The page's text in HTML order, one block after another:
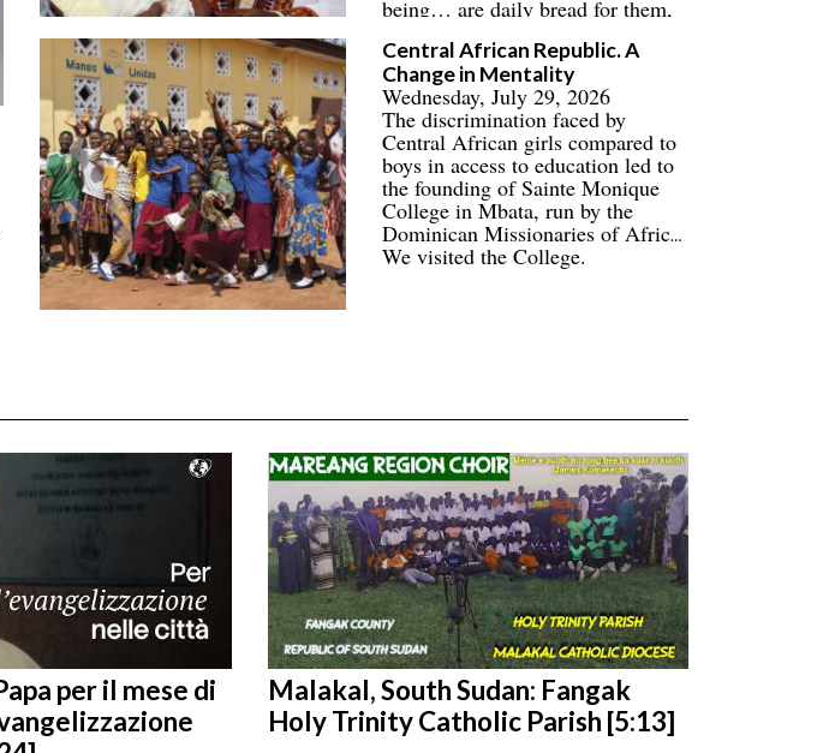
being… are daily bread for them,
communities.
Central African Republic. A
Change in Mentality
Wednesday, July 29, 2026
The discrimination faced by
Central African girls compared to
boys in access to education led to
the founding of Sainte Monique
College in Mbata, run by the
Dominican Missionaries of Africa.
We visited the College.
per il mese di
Malakal, South Sudan: Fangak
Holy Trinity Catholic Parish [5:13]